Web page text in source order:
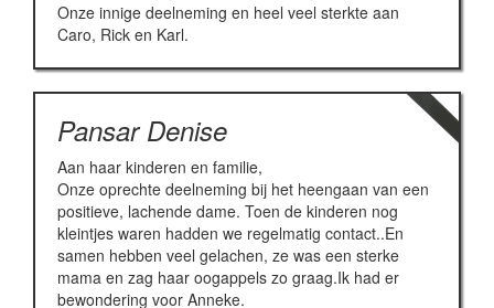
Onze innige deelneming en heel veel sterkte aan
Caro, Rick en Karl.
Pansar Denise
Aan haar kinderen en familie,
Onze oprechte deelneming bij het heengaan van een
positieve, lachende dame. Toen de kinderen nog
kleintjes waren hadden we regelmatig contact..En
samen hebben veel gelachen, ze was een sterke
mama en zag haar oogappels zo graag.Ik had er
bewondering voor Anneke.